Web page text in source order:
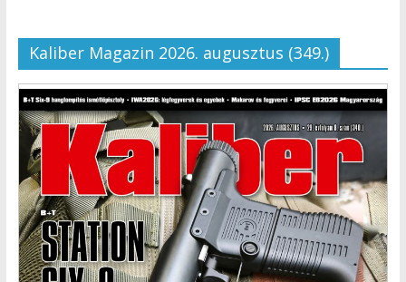
Kaliber Magazin 2026. augusztus (349.)